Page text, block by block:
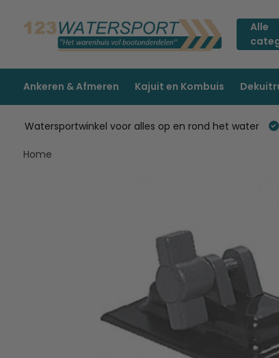
Alle
Ankeren & Afmeren Kajuit en Kombuis
Watersportwinkel voor alles op en rond het water
Home